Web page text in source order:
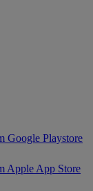
Google Playstore
Apple App Store